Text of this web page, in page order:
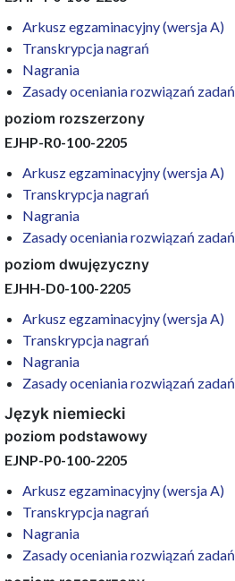
Arkusz egzaminacyjny (wersja A)
Transkrypcja nagrań
Nagrania
Zasady oceniania rozwiązań zadań
poziom rozszerzony
EJHP-R0-100-2205
Arkusz egzaminacyjny (wersja A)
Transkrypcja nagrań
Nagrania
Zasady oceniania rozwiązań zadań
poziom dwujęzyczny
EJHH-D0-100-2205
Arkusz egzaminacyjny (wersja A)
Transkrypcja nagrań
Nagrania
Zasady oceniania rozwiązań zadań
Język niemiecki
poziom podstawowy
EJNP-P0-100-2205
Arkusz egzaminacyjny (wersja A)
Transkrypcja nagrań
Nagrania
Zasady oceniania rozwiązań zadań